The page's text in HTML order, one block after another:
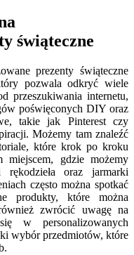
świąteczne
prezenty świąteczne
pozwala odkryć wiele
przeszukiwania internetu,
poświęconych DIY oraz
takie jak Pinterest czy
Możemy tam znaleźć
które krok po kroku
gdzie możemy
oraz jarmarki
często można spotkać
produkty, które można
zwrócić uwagę na
w personalizowanych
wybór przedmiotów, które